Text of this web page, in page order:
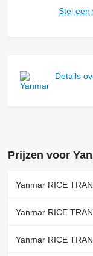
Stel een
Details
Prijzen voor
Yanmar RICE
Yanmar RICE
Yanmar RICE